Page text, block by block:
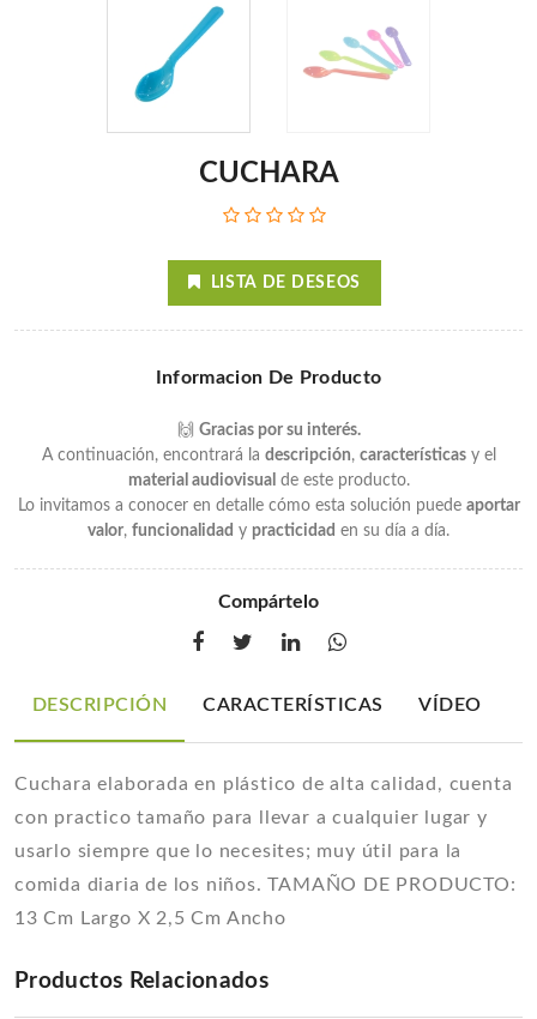
CUCHARA
LISTA DE DESEOS
Informacion De Producto
🙌 Gracias por su interés.
A continuación, encontrará la descripción, característicasy el
material audiovisual de este producto.
Lo invitamos a conocer en detalle cómo esta solución puede aportar
valor, funcionalidad y practicidad en su día a día.
Compártelo
DESCRIPCIÓN CARACTERÍSTICAS VÍDEO
Cuchara elaborada en plástico de alta calidad, cuenta
con practico tamaño para llevar a cualquier lugar y
usarlo siempre que lo necesites; muy útil para la
comida diaria de los niños. TAMAÑO DE PRODUCTO:
13 Cm Largo X 2,5 Cm Ancho
Productos Relacionados